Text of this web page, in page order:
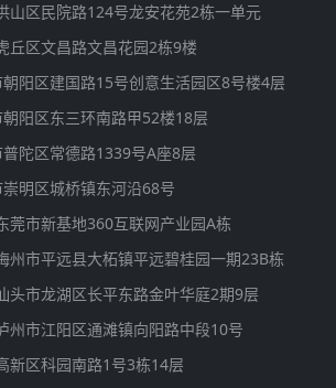
山区民院路124号龙安花苑2栋一单元
丘区文昌路文昌花园2栋9楼
阳区建国路15号创意生活园区8号楼4层
阳区东三环南路甲52楼18层
普陀区常德路1339号A座8层
明区城桥镇东河沿68号
莞市新基地360互联网产业园A栋
州市平远县大柘镇平远碧桂园一期23B栋
头市龙湖区长平东路金叶华庭2期9层
州市江阳区通滩镇向阳路中段10号
新区科园南路1号3栋14层